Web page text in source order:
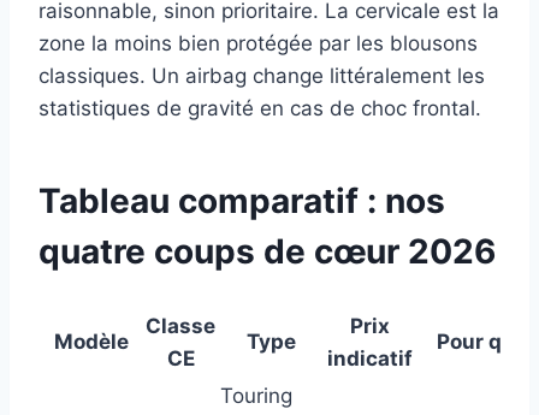
raisonnable, sinon prioritaire. La cervicale est la
zone la moins bien protégée par les blousons
classiques. Un airbag change littéralement les
statistiques de gravité en cas de choc frontal.
Tableau comparatif : nos
quatre coups de cœur 2026
Modèle
Classe
CE
Type
Prix
indicatif
Pour qui
Touring